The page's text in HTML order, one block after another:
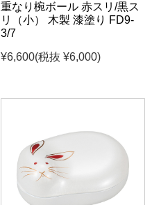
重なり椀ボール 赤スリ/黒ス
リ（小） 木製 漆塗り FD9-
3/7
¥6,600(税抜 ¥6,000)